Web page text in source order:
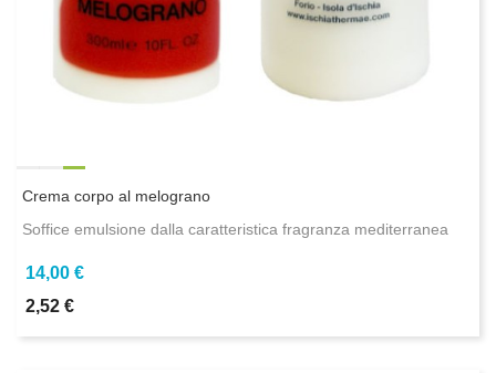
Crema corpo al melograno
Soffice emulsione dalla caratteristica fragranza mediterranea
14,00 €
2,52 €